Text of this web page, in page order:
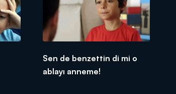
Sen de benzettin di mi o
ablayı anneme!